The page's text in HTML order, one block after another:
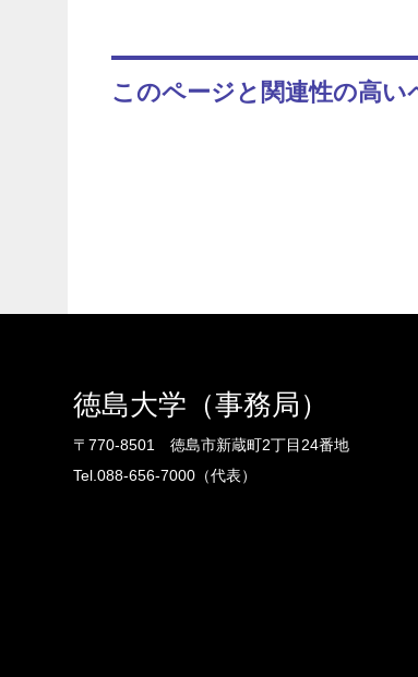
このページと関連性の高い
徳島大学（事務局）
〒770-8501 徳島市新蔵町2丁目24番地
Tel.088-656-7000（代表）